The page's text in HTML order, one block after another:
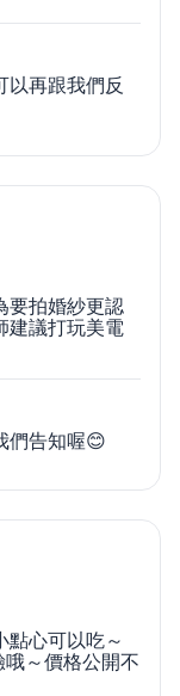
以再跟我們反
要拍婚紗更認
建議打玩美電
們告知喔😊
點心可以吃～
～價格公開不